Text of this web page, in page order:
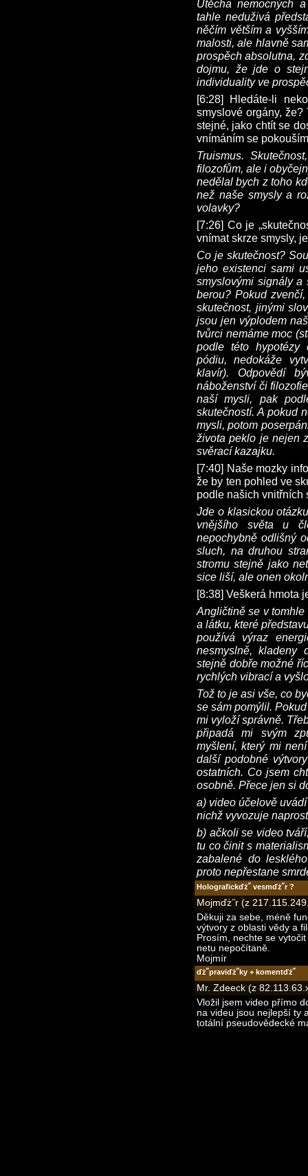
Útěcha nemocných
tahle neduživá
něčím větším a
malosti, ale hlavně
prospěch absolutna,
dojmu, že jde o
individuality ve
[6:28] Hledáte-li
smyslové orgány, že?
stejné, jako chtít se
vnímáním se
Truismus.
filozofům, ale i
nedělal bych z toho
než naše smysly a
volavky?
[7:26] Co je
vnímat skrze smysly,
Co je skutečnost?
jeho existenci sami
smyslovými signály a
berou? Pokud
skutečnost, jinými
jsou jen výplodem
tvůrci nemáme moc
podle této hypotézy
pódiu, nedokáže
klavír). Odpovědí
náboženství či
naší mysli, pak
skutečností. A pokud
mysli, potom
života peklo je nejen
svěrací kazajku.
[7:40] Naše mozky
že by ten pohled ve
podle našich vnitřních
Jde o klasickou
vnějšího světa u
nepochybně odlišný
sluch, na druhou
stromu stejně jako
sice liší, ale onen
[8:38] Veškerá hmota
Angličtině se v
a látku, které
používá výraz
nesmyslně, kladeny
stejně dobře možné
rychlých vibrací a
Tož to je asi vše, co
se sám pomýlil.
mi vyloží správně.
připadá mi svým
myšlení, který mi
další podobné
ostatních. Co jsem
osobně. Přece jen si
a) video účelově
nichž vyvozuje
b) ačkoli se video
tu co činit s
zabalené do
proto nepřestane
Holografickďż˝ vesmďż˝r ?
Mojmďż˝r (z
Děkuji za sebe, méně
výtvory z oblasti vědy a
Prosím, nechte se
netu nepočítaně.
Mojmír
ďż˝praviďż˝ky + komentďż˝
Mr. Zdeeck (z
Vložil jsem video přímo
na videu jsou nejlepší ty
totální pseudovědecké